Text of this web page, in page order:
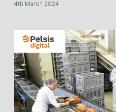
4th March 2024